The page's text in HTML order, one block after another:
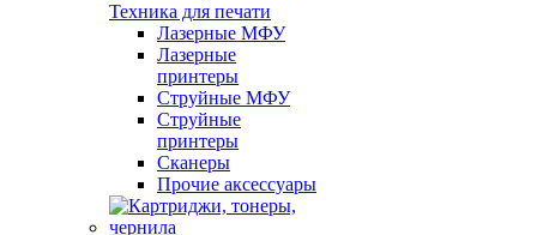
Техника для печати
Лазерные МФУ
Лазерные
принтеры
Струйные МФУ
Струйные
принтеры
Сканеры
Прочие аксессуары